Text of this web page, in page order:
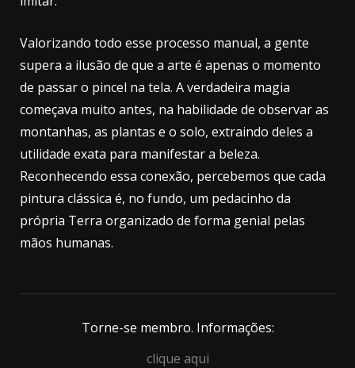
Valorizando todo esse processo manual, a gente
supera a ilusão de que a arte é apenas o momento
de passar o pincel na tela. A verdadeira magia
começava muito antes, na habilidade de observar as
montanhas, as plantas e o solo, extraindo deles a
utilidade exata para manifestar a beleza.
Reconhecendo essa conexão, percebemos que cada
pintura clássica é, no fundo, um pedacinho da
própria Terra organizado de forma genial pelas
mãos humanas.
Torne-se membro. Informações:
clique aqui